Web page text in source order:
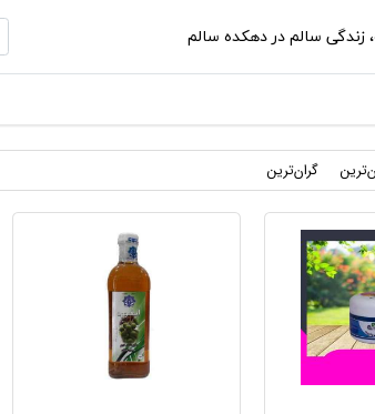
، زندگی سالم در دهکده سالم
گران‌ترین